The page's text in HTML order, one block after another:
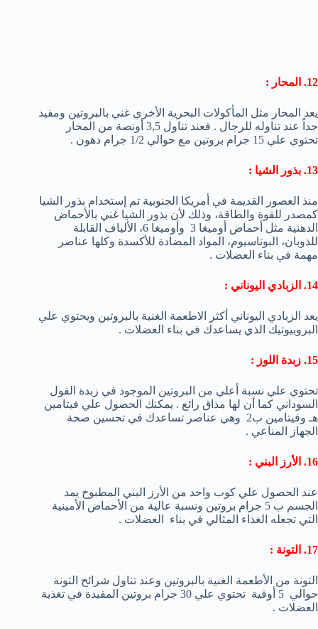
12. المحار :
يعد المحار مثل المأكولات البحرية الأخري غني بالبروتين ومفيد
جداً عند تناوله للرجال . فعند تناول 3,5 أونصة من المحار
تحتوي علي 15 جرام بروتين مع حوالي 1/2 جرام دهون .
13. بذور الشيا :
منذ العصور القديمة في أمريكا الجنوبية تم إستخدام بذور الشيا
كمصدر للقوة والطاقة، وذلك لأن بذور الشيا غني بالأحماض
الدهنية مثل أحماض أوميغا 3 وأوميغا 6، الألياف القابلة
للذوبان، البوتاسيوم، المواد المضادة للأكسدة وكلها عناصر
مهمة في بناء العضلات .
14. الزبادي اليوناني :
يعد الزبادي اليوناني أكثر الاطعمة الغنية بالبروتين ويحتوي علي
البروبيوتيك الذي يساعدك في بناء العضلات .
15. زبدة اللوز :
تحتوي علي نسبة أعلي من البروتين الموجود في زبدة الفول
السوداني كما أن لها مذاق رائع . يمكنك الحصول علي فيتامين
هـ وفيتامين ب2 وهي عناصر تساعدك في تحسين صحة
الجهاز المناعي .
16. الأرز البني :
عند الحصول علي كوب واحد من الأرز البني المطبوخ يمد
الجسم ب 5 جرام بروتين ونسبة عالية من الأحماض الأمينية
التي تجعله الغذاء المثالي في بناء العضلات .
17. التونة :
التونة من الأطعمة الغنية بالبروتين وعند تناول شرائح التونة
حوالي 5 أوقية تحتوي علي 30 جرام بروتين المفيدة في تغذية
العضلات .